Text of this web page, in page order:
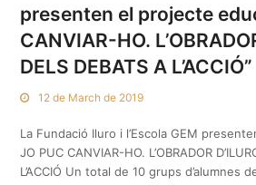
presenten el projecte
CANVIAR-HO.
DELS DEBATS A L’ACCIÓ”
12 de March de 2019
La Fundació Iluro i l’Escola GEM
JO PUC CANVIAR-HO. L’OBRADOR
L’ACCIÓ Un total de 10 grups d’alumnes